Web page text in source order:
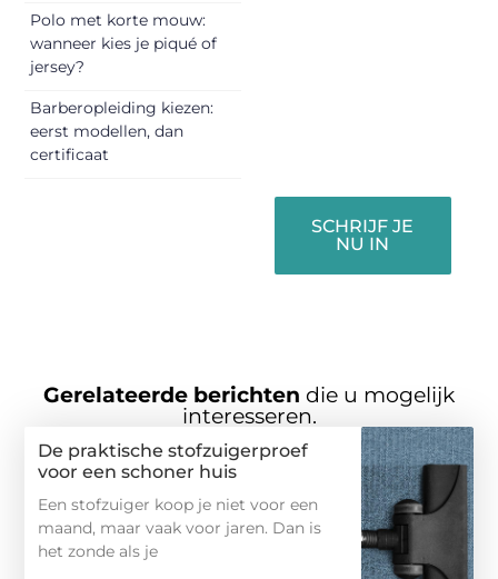
Polo met korte mouw:
wanneer kies je piqué of
jersey?
Barberopleiding kiezen:
eerst modellen, dan
certificaat
SCHRIJF JE
NU IN
Gerelateerde berichten die u mogelijk
interesseren.
De praktische stofzuigerproef
voor een schoner huis
Een stofzuiger koop je niet voor een
maand, maar vaak voor jaren. Dan is
het zonde als je